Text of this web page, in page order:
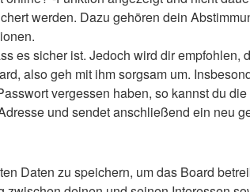
werden. Dazu gehören dein
es sicher ist. Jedoch wird dir
also geh mit ihm sorgsam um.
vergessen haben, so kannst du
und sendet anschließend ein neu
Daten zu speichern, um das Board